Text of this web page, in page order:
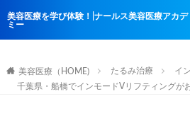
美容医療を学び体験！|ナールス美容医療アカデ
ミー
美容医療（HOME) たるみ治療
イ
千葉県・船橋でインモードVリフティングが